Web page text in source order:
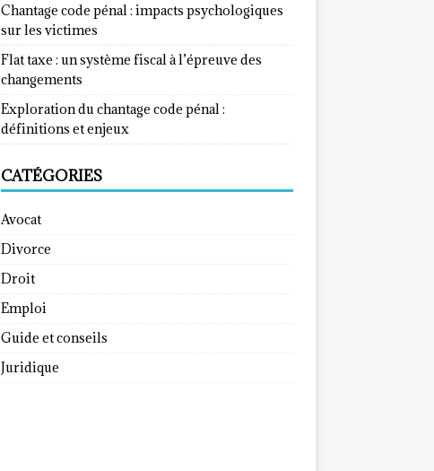
Chantage code pénal : impacts psychologiques
sur les victimes
Flat taxe : un système fiscal à l’épreuve des
changements
Exploration du chantage code pénal :
définitions et enjeux
CATÉGORIES
Avocat
Divorce
Droit
Emploi
Guide et conseils
Juridique